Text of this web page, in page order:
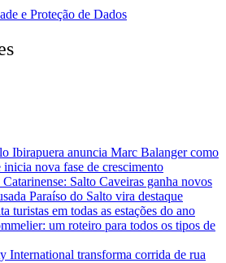
e Proteção de Dados
Ibirapuera anuncia Marc Balanger como
nova fase de crescimento
Catarinense: Salto Caveiras ganha novos
Paraíso do Salto vira destaque
turistas em todas as estações do ano
um roteiro para todos os tipos de
International transforma corrida de rua